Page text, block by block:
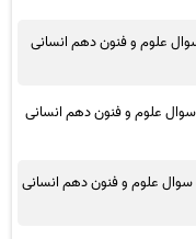
علوم و فنون دهم انسانی
علوم و فنون دهم انسانی
علوم و فنون دهم انسانی